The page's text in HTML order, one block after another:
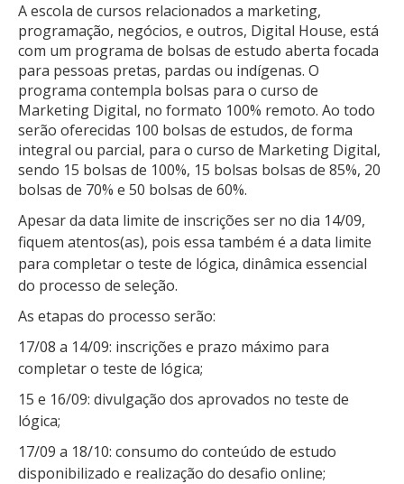
A escola de cursos relacionados a marketing,
programação, negócios, e outros, Digital House, está
com um programa de bolsas de estudo aberta focada
para pessoas pretas, pardas ou indígenas. O
programa contempla bolsas para o curso de
Marketing Digital, no formato 100% remoto. Ao todo
serão oferecidas 100 bolsas de estudos, de forma
integral ou parcial, para o curso de Marketing Digital,
sendo 15 bolsas de 100%, 15 bolsas bolsas de 85%, 20
bolsas de 70% e 50 bolsas de 60%.
Apesar da data limite de inscrições ser no dia 14/09,
fiquem atentos(as), pois essa também é a data limite
para completar o teste de lógica, dinâmica essencial
do processo de seleção.
As etapas do processo serão:
17/08 a 14/09: inscrições e prazo máximo para
completar o teste de lógica;
15 e 16/09: divulgação dos aprovados no teste de
lógica;
17/09 a 18/10: consumo do conteúdo de estudo
disponibilizado e realização do desafio online;